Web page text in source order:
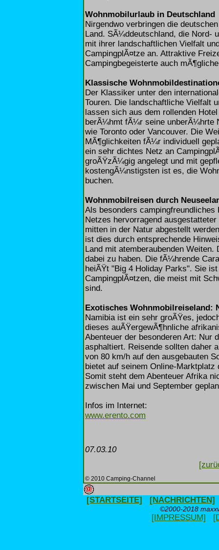
Wohnmobilurlaub in Deutschland
Nirgendwo verbringen die
Land. SÃ¼ddeutschland, die Nord-
mit ihrer landschaftlichen Vielfalt
CampingplÃ¤tze an. Attraktive
Campingbegeisterte auch
Klassische
Der Klassiker unter den
Touren. Die landschaftliche Vielfalt
lassen sich aus dem rollenden
berÃ¼hmt fÃ¼r seine unberÃ¼hrte
wie Toronto oder Vancouver. Die
MÃ¶glichkeiten fÃ¼r individuell
ein sehr dichtes Netz an
groÃŸzÃ¼gig angelegt und mit
kostengÃ¼nstigsten ist es, die
buchen.
Wohnmobilreisen durch
Als besonders
Netzes hervorragend
mitten in der Natur abgestellt
ist dies durch entsprechende
Land mit atemberaubenden
dabei zu haben. Die fÃ¼hrende
heiÃŸt "Big 4 Holiday Parks". Sie
CampingplÃ¤tzen, die meist mit
sind.
Exotisches Wohnmobilreiseland:
Namibia ist ein sehr groÃŸes,
dieses auÃŸergewÃ¶hnliche
Abenteuer der besonderen Art: Nur
asphaltiert. Reisende sollten daher
von 80 km/h auf den ausgebauten
bietet auf seinem Online-
Somit steht dem Abenteuer Afrika
zwischen Mai und September
Infos im Internet:
www.erento.com
07.03.10
© 2010 Camping-Channel
[STARTSEITE] [NACHRICHTEN]
©2000-2018
[IMPRESSUM]